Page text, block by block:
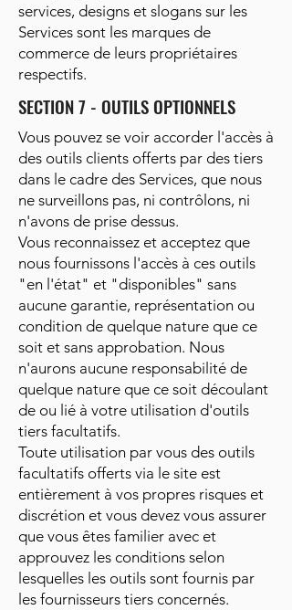
services, designs et slogans sur les
Services sont les marques de
commerce de leurs propriétaires
respectifs.
SECTION 7 - OUTILS OPTIONNELS
Vous pouvez se voir accorder l'accès à
des outils clients offerts par des tiers
dans le cadre des Services, que nous
ne surveillons pas, ni contrôlons, ni
n'avons de prise dessus.
Vous reconnaissez et acceptez que
nous fournissons l'accès à ces outils
"en l'état" et "disponibles" sans
aucune garantie, représentation ou
condition de quelque nature que ce
soit et sans approbation. Nous
n'aurons aucune responsabilité de
quelque nature que ce soit découlant
de ou lié à votre utilisation d'outils
tiers facultatifs.
Toute utilisation par vous des outils
facultatifs offerts via le site est
entièrement à vos propres risques et
discrétion et vous devez vous assurer
que vous êtes familier avec et
approuvez les conditions selon
lesquelles les outils sont fournis par
les fournisseurs tiers concernés.